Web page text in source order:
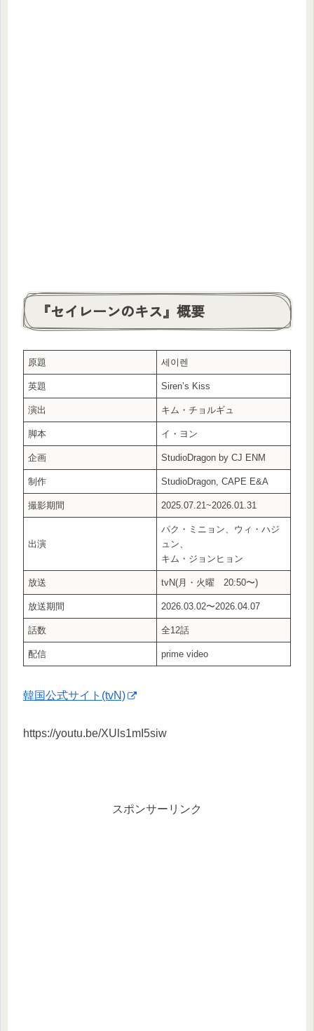
『セイレーンのキス』概要
原題 세이렌
英題 Siren’s Kiss
演出 キム・チョルギュ
脚本 イ・ヨン
企画 StudioDragon by CJ ENM
制作 StudioDragon, CAPE E&A
撮影期間 2025.07.21~2026.01.31
出演
パク・ミニョン、ウィ・ハジ
ュン、
キム・ジョンヒョン
放送 tvN(月・火曜 20:50〜)
放送期間 2026.03.02〜2026.04.07
話数 全12話
配信 prime video
韓国公式サイト(tvN)
https://youtu.be/XUls1mI5siw
スポンサーリンク